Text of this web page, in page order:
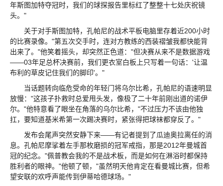
年斯图加特夺冠时，我们的球探报告里标红了整整十七处庆祝镜
头。"
关于对手斯图加特，孔帕尼的战术平板电脑里存着近200小时
的比赛录像。"第五次交手时，连对方教练的西装褶皱我都快能背
出来了。"他笑着摇头，却突然正色道："但决赛从来不是数据游戏
——03年足总杯决赛前，我们更衣室白板上只写着一句话：'让温
布利的草皮记住我们的脚印'。"
当话题转向临危受命的年轻门将乌尔比希，孔帕尼的语速明显
放慢："这孩子扑救时总爱甩头发，像极了二十年前刚出道的诺伊
尔。"他特意看了眼坐在角落的乌尔比希，"不过压力不该由他独
扛，要知道基米希第一次踢决赛时，紧张得把球袜都穿反了。"
发布会尾声突然安静下来——有记者提到了瓜迪奥拉离任的消
息。孔帕尼摩挲着左手那枚磨损的冠军戒指，那是2012年曼城首
冠的纪念。"佩普教会我的不是战术板，而是如何在淋浴时都保持
胜利者的眼神。"他顿了顿，"虽然明天他肯定在看曼城比赛，但希
望安联的欢呼声能传到伊蒂哈德球场。"